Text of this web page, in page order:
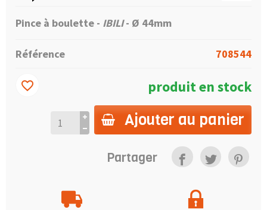
Pince à boulette - IBILI- Ø 44mm
Référence 708544
produit en stock
Ajouter au panier
favorite_border
Partager